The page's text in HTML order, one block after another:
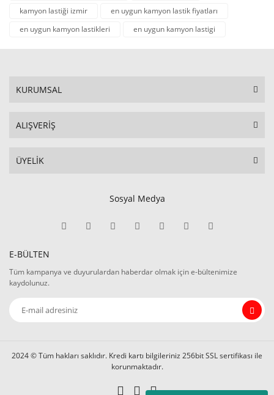
kamyon lastiği izmir
en uygun kamyon lastik fiyatları
en uygun kamyon lastikleri
en uygun kamyon lastigi
KURUMSAL
ALIŞVERİŞ
ÜYELİK
Sosyal Medya
E-BÜLTEN
Tüm kampanya ve duyurulardan haberdar olmak için e-bültenimize
kaydolunuz.
2024 © Tüm hakları saklıdır. Kredi kartı bilgileriniz 256bit SSL sertifikası ile
korunmaktadır.